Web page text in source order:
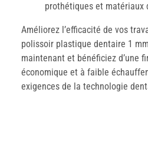
prothétiques et matériaux
Améliorez l’efficacité de vos
polissoir plastique dentaire 1
maintenant et bénéficiez d’une
économique et à faible
exigences de la technologie